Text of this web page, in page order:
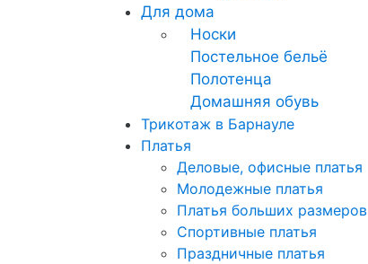
Для дома
Носки
Постельное бельё
Полотенца
Домашняя обувь
Трикотаж в Барнауле
Платья
Деловые, офисные платья
Молодежные платья
Платья больших размеров
Спортивные платья
Праздничные платья